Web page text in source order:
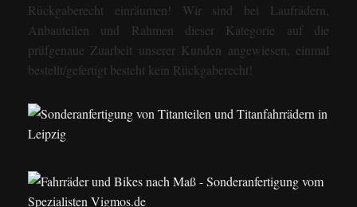
Rückgaberecht einräumen! Wir sind bei Laufrädern,
Anbauteilen und Rahmen dieser Kategorie auf die
prüfgenaue Zuarbeit unserer Kunden angewiesen, einmal
bestellt/gefertigt besteht kein Rückgaberecht!